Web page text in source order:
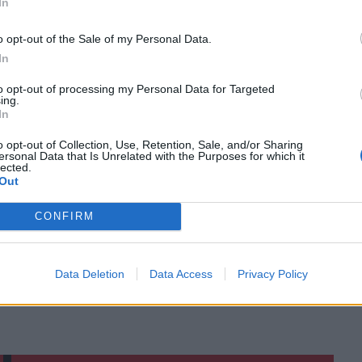
opt-out of the Sale of my Personal Data.
opt-out of processing my Personal Data for Targeted
opt-out of Collection, Use, Retention, Sale, and/or Sharing
Data that Is Unrelated with the Purposes for which it
CONFIRM
Data Deletion Data Access Privacy Policy
μας στο